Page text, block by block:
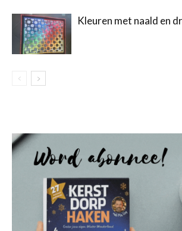
Kleuren met naald en